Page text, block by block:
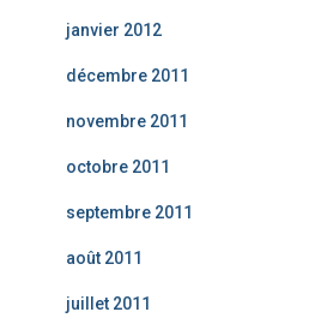
janvier 2012
décembre 2011
novembre 2011
octobre 2011
septembre 2011
août 2011
juillet 2011